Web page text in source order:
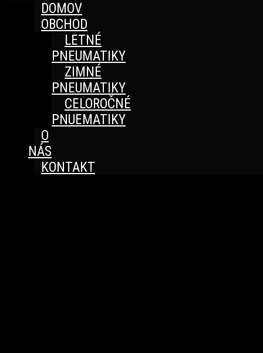
DOMOV
OBCHOD
LETNÉ
PNEUMATIKY
ZIMNÉ
PNEUMATIKY
CELOROČNÉ
PNUEMATIKY
O
NÁS
KONTAKT